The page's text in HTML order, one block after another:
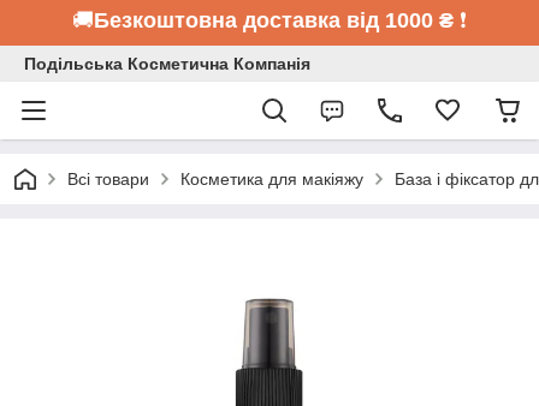
🚚Безкоштовна доставка від 1000 ₴ ❗
Подільська Косметична Компанія
Всі товари Косметика для макіяжу База і фіксатор